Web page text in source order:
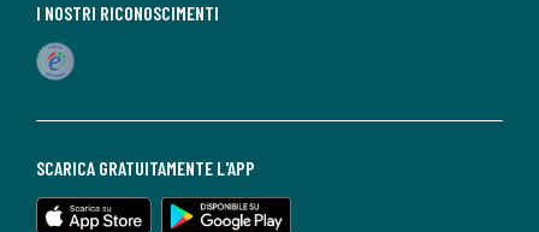
SCARICA GRATUITAMENTE L'APP
I NOSTRI RICONOSCIMENTI